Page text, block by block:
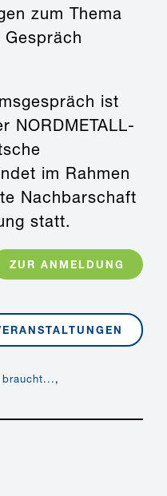
zum Thema
ist
NORDMETALL-
im Rahmen
Nachbarschaft
statt.
ZUR ANMELDUNG
braucht...,